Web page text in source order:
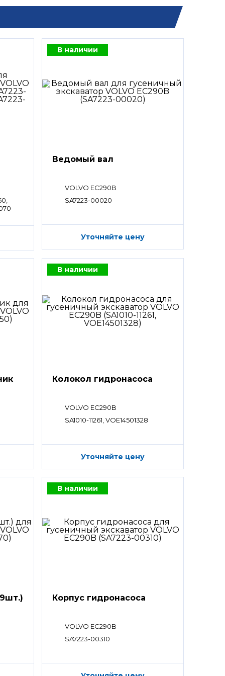
В наличии
Ведомый вал
VOLVO EC290B
SA7223-00020
Уточняйте цену
В наличии
Колокол гидронасоса
VOLVO EC290B
SA1010-11261, VOE14501328
Уточняйте цену
В наличии
Корпус гидронасоса
VOLVO EC290B
SA7223-00310